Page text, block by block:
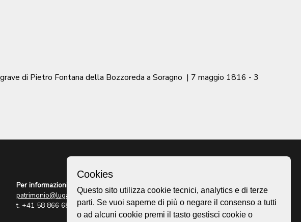
di Pietro Fontana della Bozzoreda a Soragno | 7 maggio 1816 - 3
Per informazioni:
patrimonio@lugano.ch
t. +41 58 866 68 50
Homepage
Mappa
Cookies
Questo sito utilizza cookie tecnici, analytics e di terze
parti. Se vuoi saperne di più o negare il consenso a tutti
o ad alcuni cookie premi il tasto gestisci cookie o